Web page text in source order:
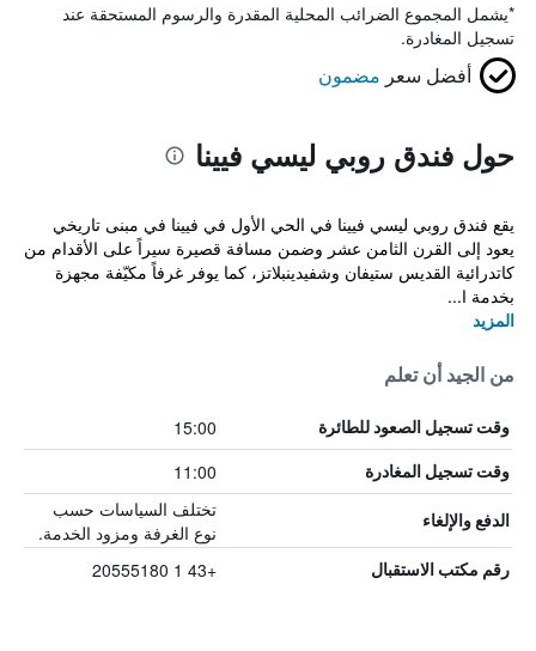
*يشمل المجموع الضرائب المحلية المقدرة والرسوم المستحقة عند
تسجيل المغادرة.
أفضل سعر مضمون
حول فندق روبي ليسي فيينا
يقع فندق روبي ليسي فيينا في الحي الأول في فيينا في مبنى تاريخي
يعود إلى القرن الثامن عشر وضمن مسافة قصيرة سيراً على الأقدام من
كاتدرائية القديس ستيفان وشفيدينبلاتز، كما يوفر غرفاً مكيّفة مجهزة
بخدمة ا...
المزيد
من الجيد أن تعلم
وقت تسجيل الصعود للطائرة 15:00
وقت تسجيل المغادرة 11:00
الدفع والإلغاء
تختلف السياسات حسب
نوع الغرفة ومزود الخدمة.
رقم مكتب الاستقبال +43 1 20555180